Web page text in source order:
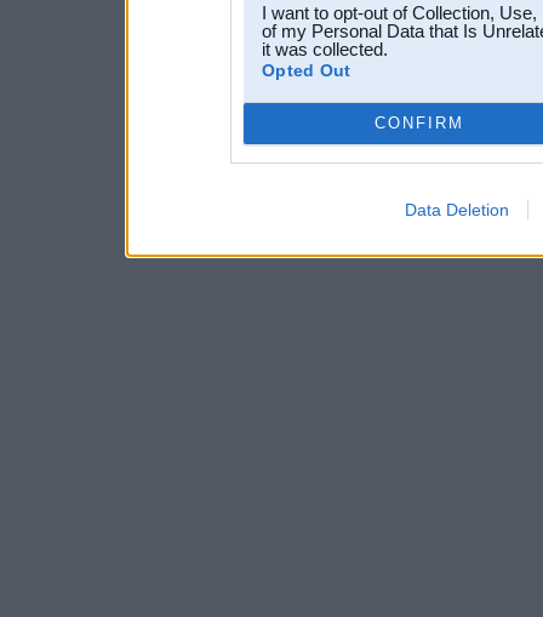
I want to opt-out of Collection,
of my Personal Data that Is
it was collected.
Opted Out
CONFIRM
Data Deletion